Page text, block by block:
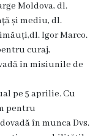
Moldova, dl.
și mediu, dl.
Igor Marco.
curaj,
în misiunile de
pe 5 aprilie. Cu
pentru
în munca Dvs.